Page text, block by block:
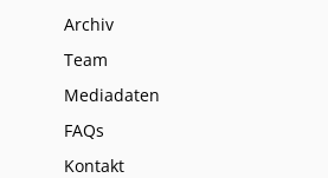
Archiv
Team
Mediadaten
FAQs
Kontakt